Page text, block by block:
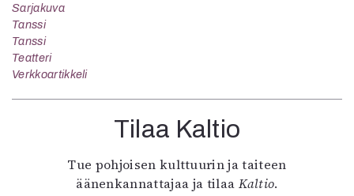
Sarjakuva
Tanssi
Tanssi
Teatteri
Verkkoartikkeli
Tilaa Kaltio
Tue pohjoisen kulttuurin ja taiteen
äänenkannattajaa ja tilaa Kaltio.